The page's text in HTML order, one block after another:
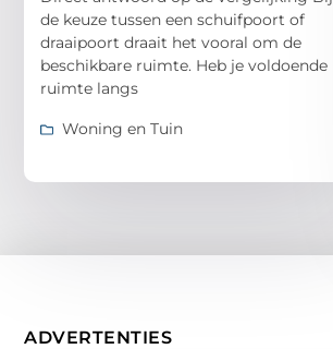
de keuze tussen een schuifpoort of
draaipoort draait het vooral om de
beschikbare ruimte. Heb je voldoende
ruimte langs
Woning en Tuin
ADVERTENTIES